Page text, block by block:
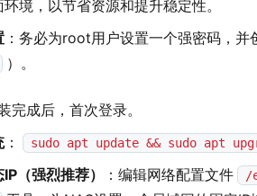
境，以节省资源和提升稳定性。
：务必为root用户设置一个强密码，
）。
完成后，首次登录。
： sudo apt update && sudo apt
（强烈推荐） ：编辑网络配置文件
/